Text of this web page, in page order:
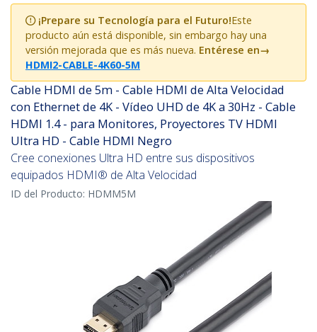
¡Prepare su Tecnología para el Futuro!Este
producto aún está disponible, sin embargo hay una
versión mejorada que es más nueva. Entérese en→
HDMI2-CABLE-4K60-5M
Cable HDMI de 5m - Cable HDMI de Alta Velocidad
con Ethernet de 4K - Vídeo UHD de 4K a 30Hz - Cable
HDMI 1.4 - para Monitores, Proyectores TV HDMI
Ultra HD - Cable HDMI Negro
Cree conexiones Ultra HD entre sus dispositivos
equipados HDMI® de Alta Velocidad
ID del Producto: HDMM5M